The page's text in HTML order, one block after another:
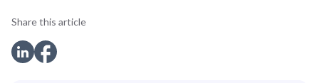
Share this article